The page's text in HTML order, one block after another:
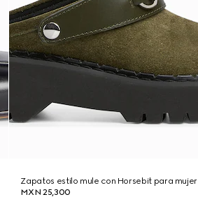
Zapatos estilo mule con Horsebit para mujer
MXN 25,300